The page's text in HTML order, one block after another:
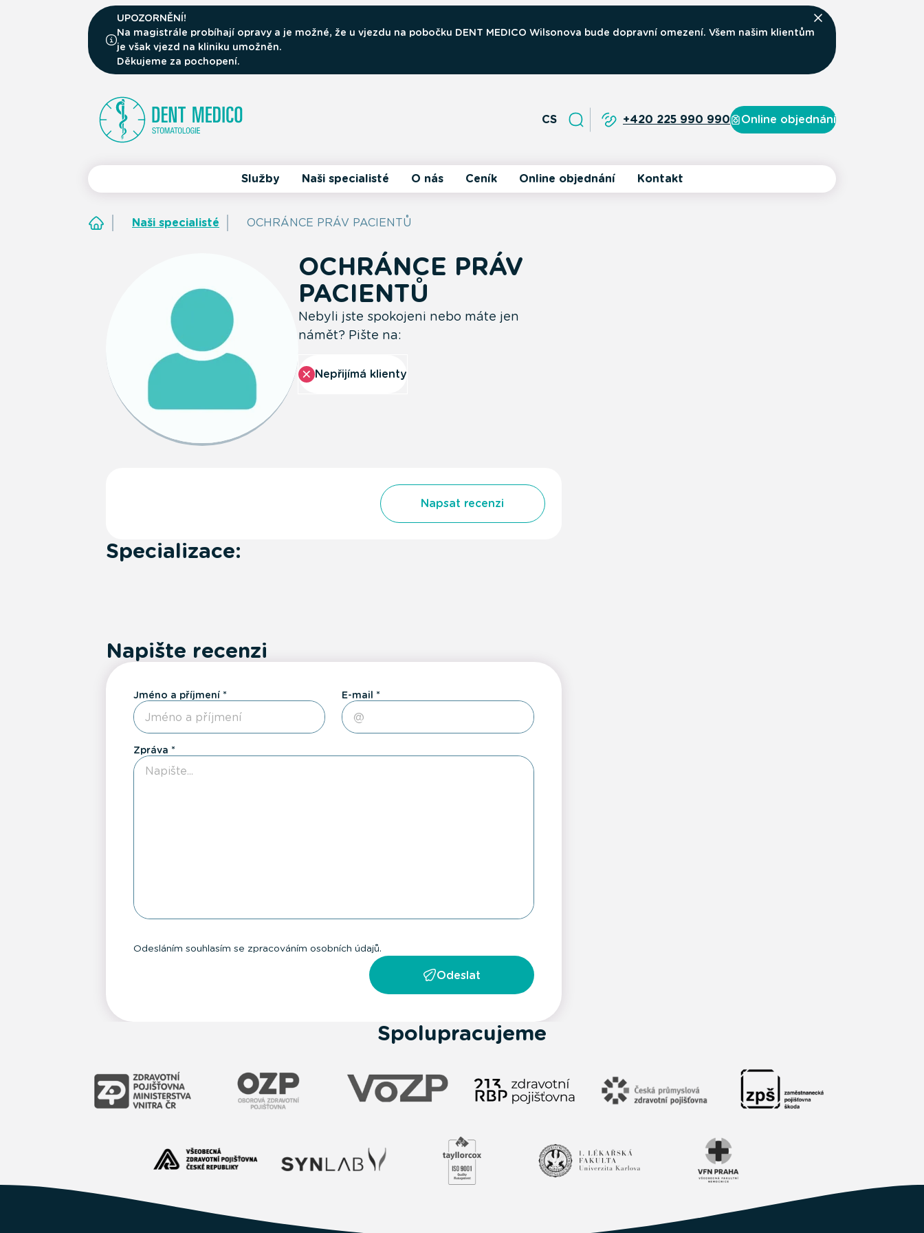
UPOZORNĚNÍ!
Na magistrále probíhají opravy a je možné, že u vjezdu na pobočku DENT MEDICO Wilsonova bude dopravní omezení. Všem našim klientům
je však vjezd na kliniku umožněn.
Děkujeme za pochopení.
CS +420 225 990 990 Online objednání
Služby Naši specialisté O nás Ceník Online objednání Kontakt
Naši specialisté OCHRÁNCE PRÁV PACIENTŮ
OCHRÁNCE PRÁV
PACIENTŮ
Nebyli jste spokojeni nebo máte jen
námět? Pište na:
Nepřijímá klienty
Napsat recenzi
Specializace:
Napište recenzi
Jméno a příjmení E-mail
Zpráva
Odesláním souhlasím se zpracováním osobních údajů.
Odeslat
Spolupracujeme